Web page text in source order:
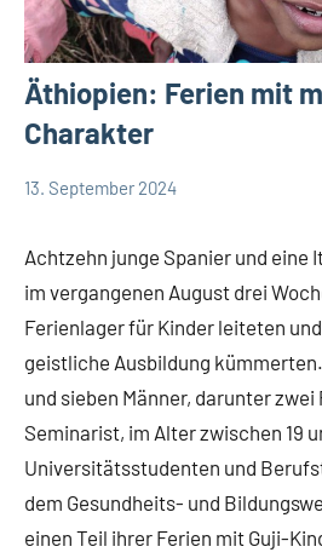
Äthiopien: Ferien mit
Charakter
App-
13. September 2024
Andrea
Achtzehn junge Spanier und eine
im vergangenen August drei
Ferienlager für Kinder leiteten
geistliche Ausbildung
und sieben Männer, darunter zwei
Seminarist, im Alter zwischen 19
Universitätsstudenten und
dem Gesundheits- und
einen Teil ihrer Ferien mit Guji-